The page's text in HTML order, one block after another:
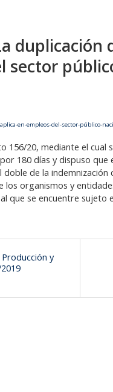
duplicación
sector
en-empleos-del-sector-público-
156/20, mediante el
180 días y dispuso
de la
organismos y
que se encuentre sujeto
y